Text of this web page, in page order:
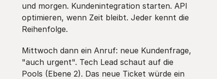
und morgen. Kundenintegration starten. API
optimieren, wenn Zeit bleibt. Jeder kennt die
Reihenfolge.
Mittwoch dann ein Anruf: neue Kundenfrage,
"auch urgent". Tech Lead schaut auf die
Pools (Ebene 2). Das neue Ticket würde ein